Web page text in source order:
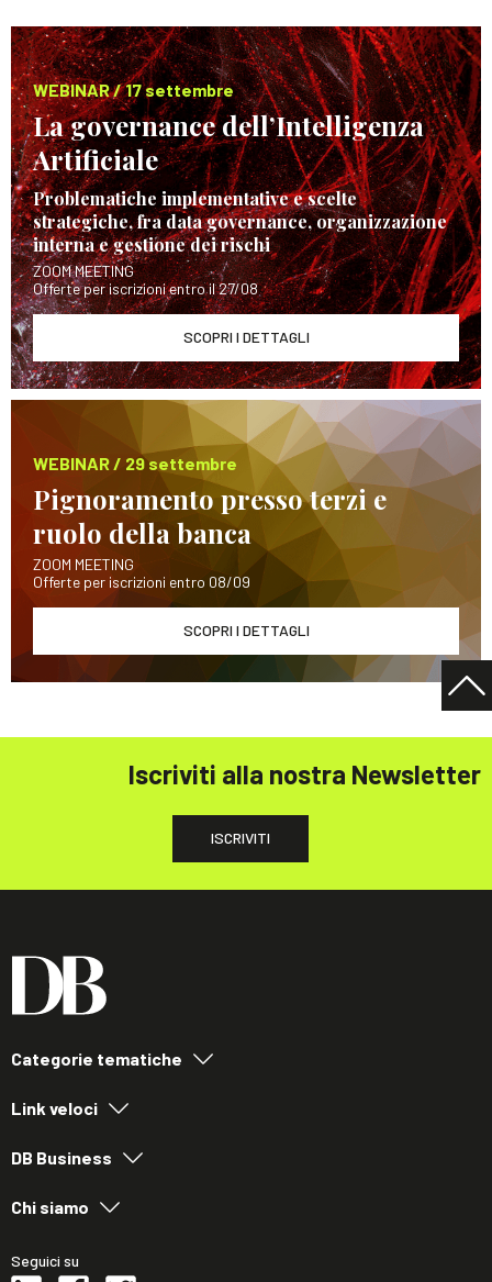
WEBINAR / 17 settembre
La governance dell’Intelligenza
Artificiale
Problematiche implementative e scelte
strategiche, fra data governance, organizzazione
interna e gestione dei rischi
ZOOM MEETING
Offerte per iscrizioni entro il 27/08
SCOPRI I DETTAGLI
WEBINAR / 29 settembre
Pignoramento presso terzi e
ruolo della banca
ZOOM MEETING
Offerte per iscrizioni entro 08/09
SCOPRI I DETTAGLI
Iscriviti alla nostra Newsletter
ISCRIVITI
Categorie tematiche
Link veloci
DB Business
Chi siamo
Seguici su